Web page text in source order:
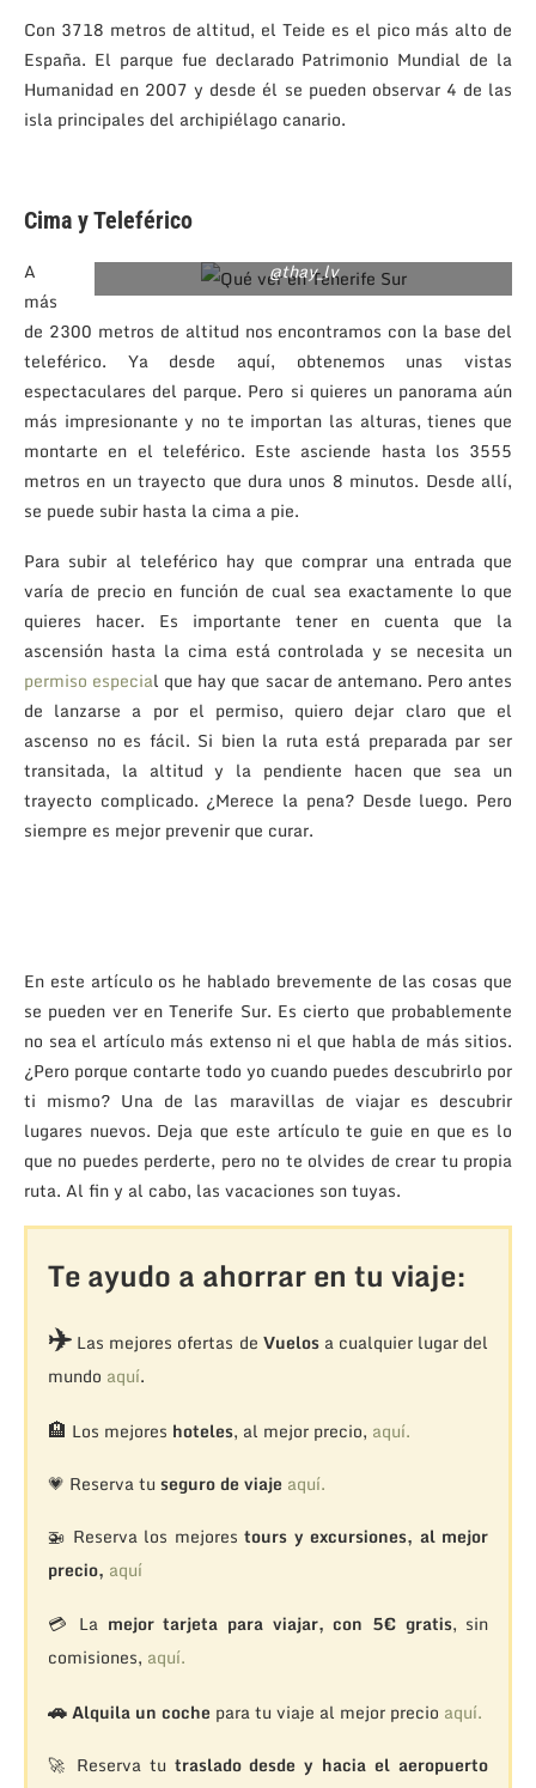
Con 3718 metros de altitud, el Teide es el pico más alto de
España. El parque fue declarado Patrimonio Mundial de la
Humanidad en 2007 y desde él se pueden observar 4 de las
isla principales del archipiélago canario.
Cima y Teleférico
@thay_lv
A
más
de 2300 metros de altitud nos encontramos con la base del
teleférico. Ya desde aquí, obtenemos unas vistas
espectaculares del parque. Pero si quieres un panorama aún
más impresionante y no te importan las alturas, tienes que
montarte en el teleférico. Este asciende hasta los 3555
metros en un trayecto que dura unos 8 minutos. Desde allí,
se puede subir hasta la cima a pie.
Para subir al teleférico hay que comprar una entrada que
varía de precio en función de cual sea exactamente lo que
quieres hacer. Es importante tener en cuenta que la
ascensión hasta la cima está controlada y se necesita un
permiso especial que hay que sacar de antemano. Pero antes
de lanzarse a por el permiso, quiero dejar claro que el
ascenso no es fácil. Si bien la ruta está preparada par ser
transitada, la altitud y la pendiente hacen que sea un
trayecto complicado. ¿Merece la pena? Desde luego. Pero
siempre es mejor prevenir que curar.
En este artículo os he hablado brevemente de las cosas que
se pueden ver en Tenerife Sur. Es cierto que probablemente
no sea el artículo más extenso ni el que habla de más sitios.
¿Pero porque contarte todo yo cuando puedes descubrirlo por
ti mismo? Una de las maravillas de viajar es descubrir
lugares nuevos. Deja que este artículo te guie en que es lo
que no puedes perderte, pero no te olvides de crear tu propia
ruta. Al fin y al cabo, las vacaciones son tuyas.
Te ayudo a ahorrar en tu viaje:
✈️Las mejores ofertas de Vuelosa cualquier lugar del
mundo aquí.
🏨 Los mejores hoteles, al mejor precio, aquí.
💗 Reserva tu seguro de viaje aquí.
🚁 Reserva los mejorestours y excursiones, al mejor
precio, aquí
💳 La mejor tarjeta para viajar, con 5€ gratis, sin
comisiones, aquí.
🚗Alquila un coche para tu viaje al mejor precio aquí.
🚀 Reserva tu traslado desde y hacia el aeropuerto